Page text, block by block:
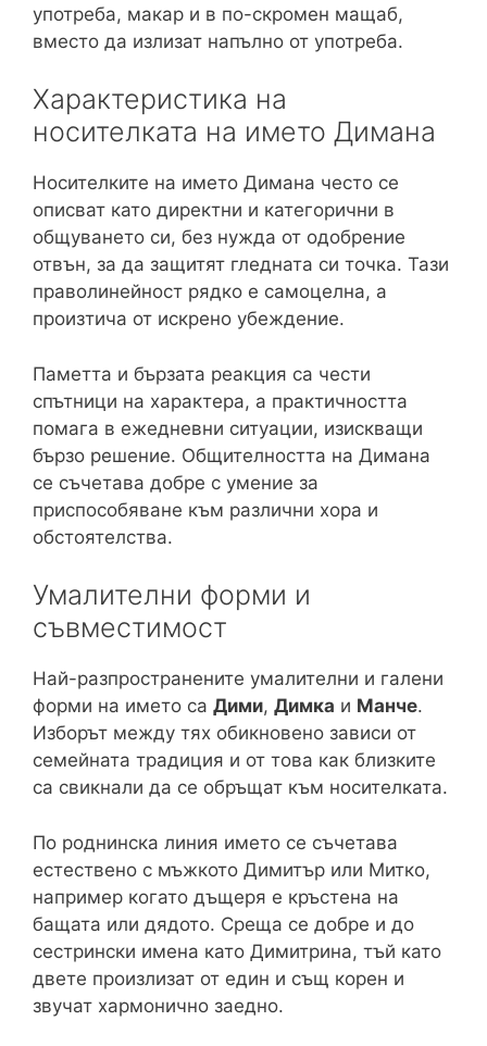
употреба, макар и в по-скромен мащаб,
вместо да излизат напълно от употреба.
Характеристика на
носителката на името Димана
Носителките на името Димана често се
описват като директни и категорични в
общуването си, без нужда от одобрение
отвън, за да защитят гледната си точка. Тази
праволинейност рядко е самоцелна, а
произтича от искрено убеждение.
Паметта и бързата реакция са чести
спътници на характера, а практичността
помага в ежедневни ситуации, изискващи
бързо решение. Общителността на Димана
се съчетава добре с умение за
приспособяване към различни хора и
обстоятелства.
Умалителни форми и
съвместимост
Най-разпространените умалителни и галени
форми на името са Дими, Димка и Манче.
Изборът между тях обикновено зависи от
семейната традиция и от това как близките
са свикнали да се обръщат към носителката.
По роднинска линия името се съчетава
естествено с мъжкото Димитър или Митко,
например когато дъщеря е кръстена на
бащата или дядото. Среща се добре и до
сестрински имена като Димитрина, тъй като
двете произлизат от един и същ корен и
звучат хармонично заедно.